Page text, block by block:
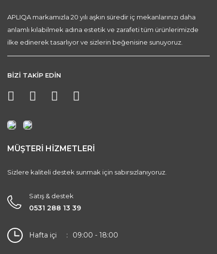
APLIQA markamızla 20 yılı aşkın süredir iç mekanlarınızı daha
anlamlı kılabilmek adına estetik ve zarafeti tüm ürünlerimizde
ilke edinerek tasarlıyor ve sizlerin beğenisine sunuyoruz.
BİZİ TAKİP EDİN
MÜŞTERİ HİZMETLERİ
Sizlere kaliteli destek sunmak için sabırsızlanıyoruz.
Satış & destek
0531 288 13 39
Hafta içi 09:00 - 18:00